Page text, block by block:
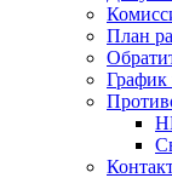
План
График